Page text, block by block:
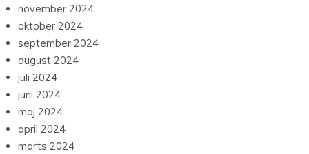
november 2024
oktober 2024
september 2024
august 2024
juli 2024
juni 2024
maj 2024
april 2024
marts 2024